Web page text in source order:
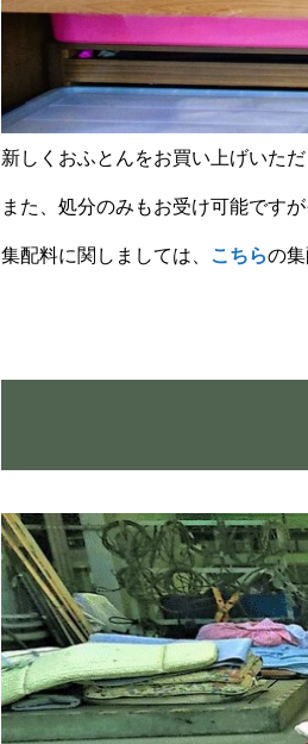
新しくおふとんをお買い上げいた
また、処分のみもお受け可能です
集配料に関しましては、 こちらの集